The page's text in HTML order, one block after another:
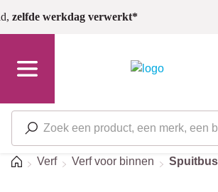
Ga naar de hoofdinhoud
zelfde werkdag verwerkt*
Home
Verf Verf voor binnen